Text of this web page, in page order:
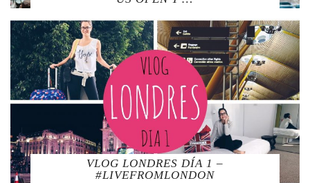
VLOG LONDRES DÍA 1 –
#LIVEFROMLONDON